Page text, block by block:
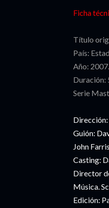
Ficha
Título
País:
Año: 2007.
Duración:
Serie
Guión:
John
Casting:
Director
Música.
Edición: